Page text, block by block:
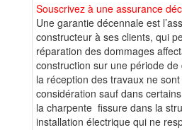
Souscrivez à une assurance
Une garantie décennale est
constructeur à ses clients, qui
réparation des dommages
construction sur une période
la réception des travaux ne
considération sauf dans
la charpente fissure dans la
installation électrique qui ne